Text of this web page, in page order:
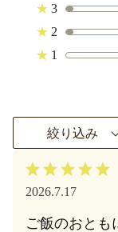
★ 3
★ 2
★ 1
絞り込み
2026.7.17
ご飯のおとも